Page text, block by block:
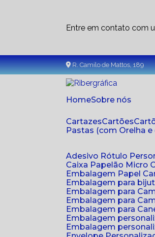
Entre em contato com
R. Camilo de Mattos, 189
Home Sobre nós
Cartazes
Cartões
Pastas (com Orelha
Adesivo Rótulo
Caixa Papelão
Embalagem Papel
Embalagem para
Embalagem para
Embalagem para
Embalagem para
Embalagem
Embalagem